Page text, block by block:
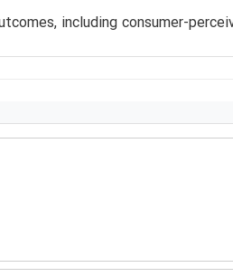
including consumer-